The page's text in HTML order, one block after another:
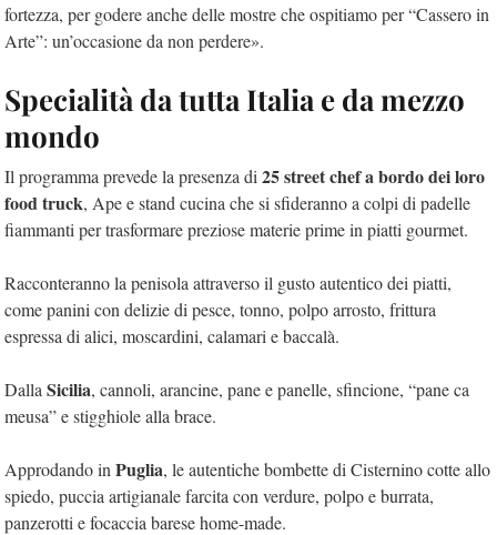
fortezza, per godere anche delle mostre che ospitiamo per “Cassero in
Arte”: un’occasione da non perdere».
Specialità da tutta Italia e da mezzo
mondo
Il programma prevede la presenza di 25 street chef a bordo dei loro
food truck, Ape e stand cucina che si sfideranno a colpi di padelle
fiammanti per trasformare preziose materie prime in piatti gourmet.
Racconteranno la penisola attraverso il gusto autentico dei piatti,
come panini con delizie di pesce, tonno, polpo arrosto, frittura
espressa di alici, moscardini, calamari e baccalà.
Dalla Sicilia, cannoli, arancine, pane e panelle, sfincione, “pane ca
meusa” e stigghiole alla brace.
Approdando in Puglia, le autentiche bombette di Cisternino cotte allo
spiedo, puccia artigianale farcita con verdure, polpo e burrata,
panzerotti e focaccia barese home-made.